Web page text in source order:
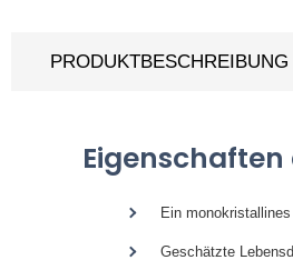
PRODUKTBESCHREIBUNG
Eigenschaften
Ein monokristallines
Geschätzte